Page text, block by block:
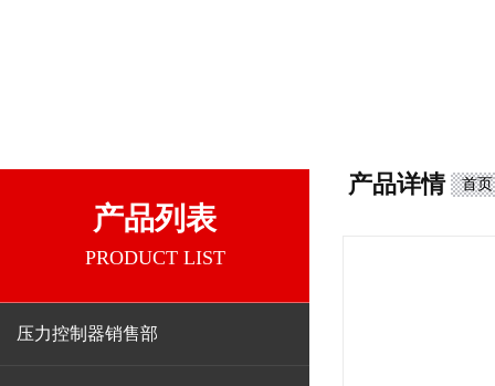
产品列表
PRODUCT LIST
压力控制器销售部
产品详情 首页